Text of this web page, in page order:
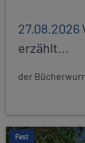
27.08.2026
erzählt...
der
Fest